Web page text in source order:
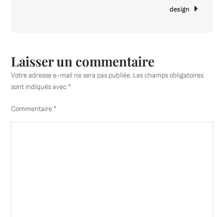
design
Laisser un commentaire
Votre adresse e-mail ne sera pas publiée. Les champs obligatoires
sont indiqués avec *
Commentaire *